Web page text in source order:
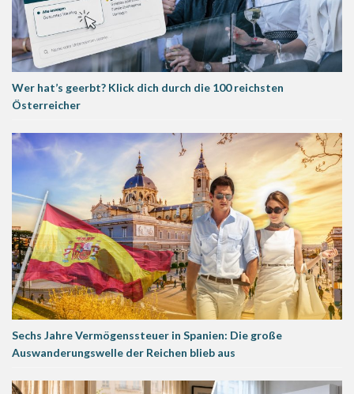
Wer hat’s geerbt? Klick dich durch die 100 reichsten
Österreicher
Sechs Jahre Vermögenssteuer in Spanien: Die große
Auswanderungswelle der Reichen blieb aus